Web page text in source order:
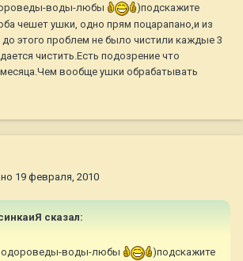
воды-любы
)подскажите
чешет ушки, одно прям поцарапано,и из
до этого проблем не было чистили каждые 3
чистить.Есть подозрение что
вообще ушки обрабатывать
19 февраля, 2010
сказал:
воды-любы
)подскажите